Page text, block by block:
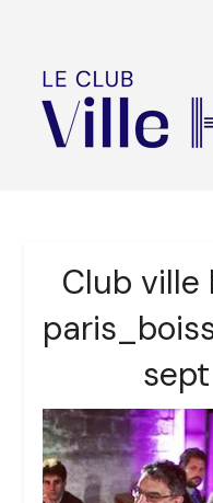
Club
sept